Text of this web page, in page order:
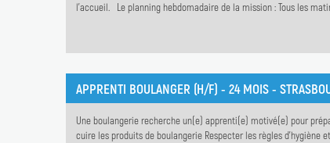
l'accueil. Le planning hebdomadaire de la mission : Tous les
APPRENTI BOULANGER (H/F) - 24 MOIS -
Une boulangerie recherche un(e) apprenti(e) motivé(e) pour
cuire les produits de boulangerie Respecter les règles